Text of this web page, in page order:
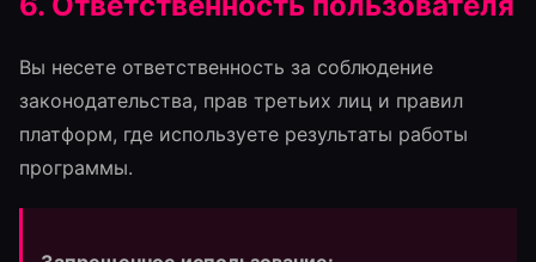
Вы несете ответственность за соблюдение
законодательства, прав третьих лиц и правил
платформ, где используете результаты работы
программы.